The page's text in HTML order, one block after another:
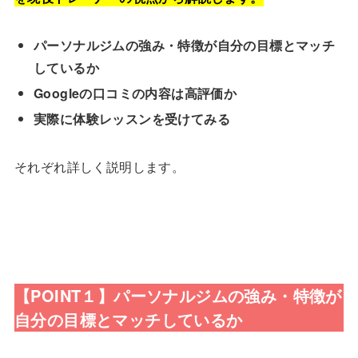
パーソナルジムの強み・特徴が自分の目標とマッチ
しているか
Googleの口コミの内容は高評価か
実際に体験レッスンを受けてみる
それぞれ詳しく説明します。
【POINT１】パーソナルジムの強み・特徴が
自分の目標とマッチしているか